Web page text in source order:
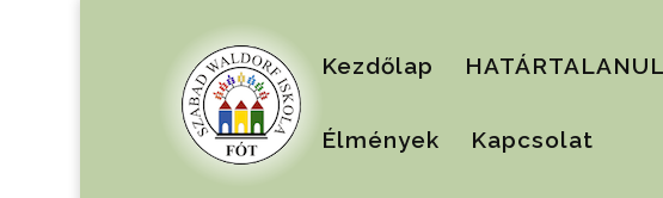
Kezdőlap
Élmények Kapcsolat